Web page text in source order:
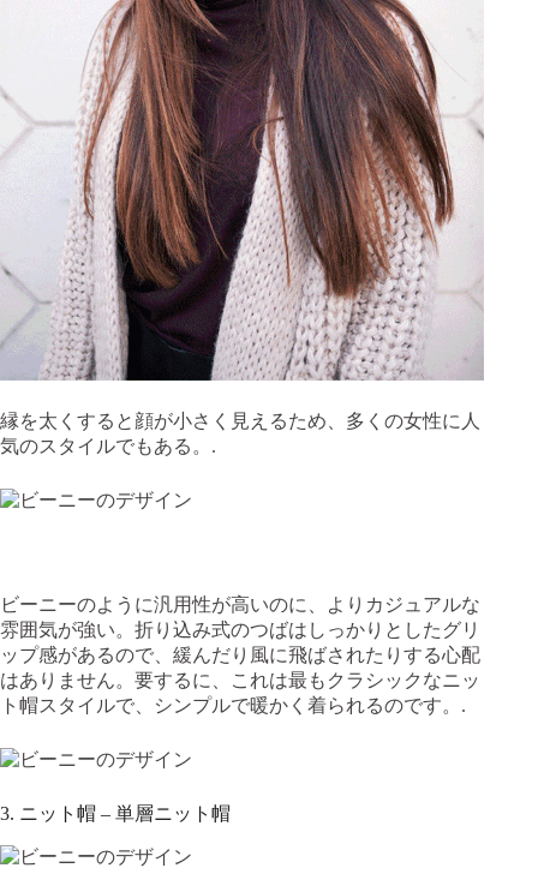
縁を太くすると顔が小さく見えるため、多くの女性に人
気のスタイルでもある。.
ビーニーのように汎用性が高いのに、よりカジュアルな
雰囲気が強い。折り込み式のつばはしっかりとしたグリ
ップ感があるので、緩んだり風に飛ばされたりする心配
はありません。要するに、これは最もクラシックなニッ
ト帽スタイルで、シンプルで暖かく着られるのです。.
3. ニット帽 – 単層ニット帽